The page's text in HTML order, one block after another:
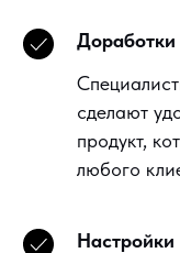
Доработки
сделают
продукт,
любого
Настройки